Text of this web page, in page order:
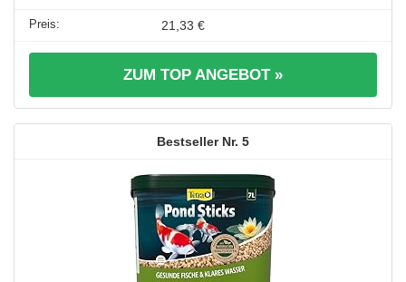
21,33 €
ZUM TOP ANGEBOT »
5